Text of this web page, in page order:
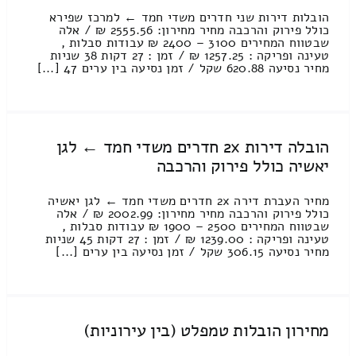
הובלות דירות שני חדרים משדי חמד ← למרכז שפירא
כולל פירוק והרכבה מחיר מחירון: 2555.56 ₪ / אלה
שבטווח המחירים 3100 – 2400 ₪ עבודות סבלות ,
טעינה ופריקה : 1257.25 ₪ / זמן : 27 דקות 38 שניות
מחיר נסיעה 620.88 שקל / זמן נסיעה בין ערים 47 [...]
הובלה דירות 2x חדרים משדי חמד ← לגן
יאשיה כולל פירוק והרכבה
מחיר העברת דירה 2x חדרים משדי חמד ← לגן יאשיה
כולל פירוק והרכבה מחיר מחירון: 2002.99 ₪ / אלה
שבטווח המחירים 2500 – 1900 ₪ עבודות סבלות ,
טעינה ופריקה : 1239.00 ₪ / זמן : 27 דקות 45 שניות
מחיר נסיעה 306.15 שקל / זמן נסיעה בין ערים [...]
מחירון הובלות טמפלט (בין עירוניות)